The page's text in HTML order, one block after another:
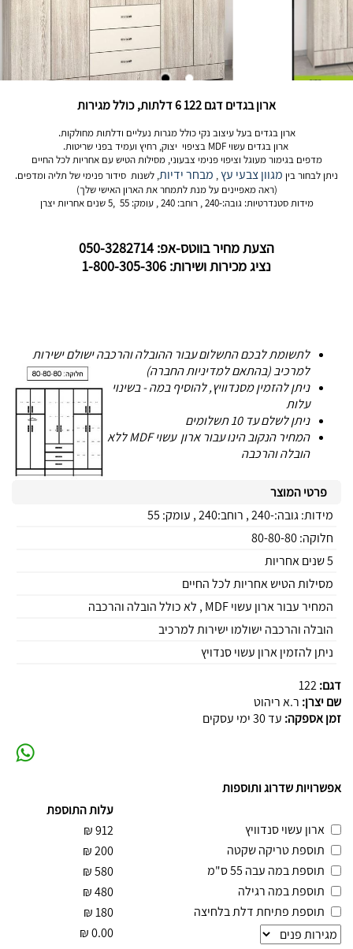
ארון בגדים דגם 122 6 דלתות, כולל מגירות
ארון בגדים בעל עיצוב נקי כולל מגרות נעליים ודלתות מחולקות.
ארון בגדים עשוי MDF בציפוי יצוק, רחיץ ועמיד בפני שריטות.
מדפים בגימור מעוגל וציפוי פנימי צבעוני, מסילות הטיש עם אחריות לכל החיים
ניתן לבחור בין מגוון צבעי עץ, מבחר ידיות, לשנות סידור פנימי של תליה ומדפים.
(ראה מאפיינים על מנת לתמחר את הארון האישי שלך)
מידות סטנדרטיות: גובה:-240 , רוחב: 240 , עומק: 55 ,5 שנים אחריות יצרן
הצעת מחיר בווטס-אפ: 050-3282714
נציג מכירות ושירות: 1-800-305-306
לתשומת לבכם התשלום עבור ההובלה והרכבה ישולם ישירות
למרכיב (בהתאם למדיניות החברה)
ניתן להזמין מסנדוויץ, להוסיף במה - בשינוי
עלות
ניתן לשלם עד 10 תשלומים
המחיר הנקוב הינו עבור ארון עשוי MDF ללא
הובלה והרכבה
פרטי המוצר
מידות: גובה:-240 , רוחב:240 , עומק: 55
חלוקה: 80-80-80
5 שנים אחריות
מסילות הטיש אחריות לכל החיים
המחיר עבור ארון עשוי MDF , לא כולל הובלה והרכבה
הובלה והרכבה ישולמו ישירות למרכיב
ניתן להזמין ארון עשוי סנדויץ
דגם:122
שם יצרן: ר.א ריהוט
זמן אספקה: עד 30 ימי עסקים
אפשרויות שדרוג ותוספות
עלות התוספת
ארון עשוי סנדוויץ
912
₪
תוספת טריקה שקטה
200
₪
תוספת במה עבה 55 ס"מ
580
₪
תוספת במה רגילה
480
₪
תוספת פתיחת דלת בלחיצה
180
₪
0.00
₪